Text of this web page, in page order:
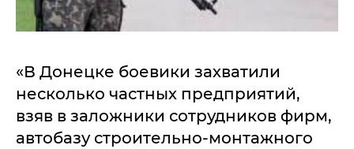
«В Донецке боевики захватили
несколько частных предприятий,
взяв в заложники сотрудников фирм,
автобазу строительно-монтажного